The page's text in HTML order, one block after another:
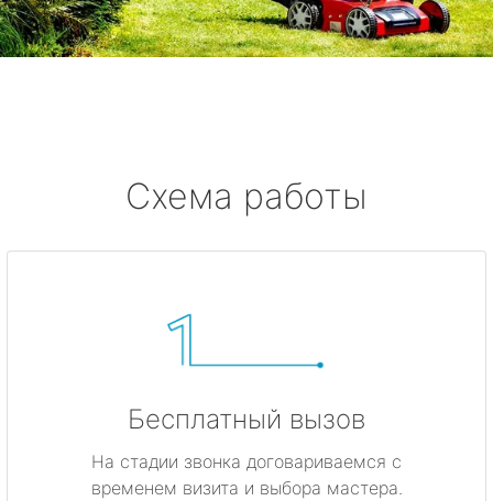
Схема работы
Бесплатный вызов
На стадии звонка договариваемся с
временем визита и выбора мастера.